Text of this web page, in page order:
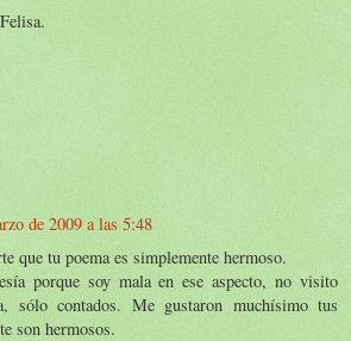
de 2009 a las 5:48
que tu poema es simplemente hermoso.
porque soy mala en ese aspecto, no visito
sólo contados. Me gustaron muchísimo tus
son hermosos.